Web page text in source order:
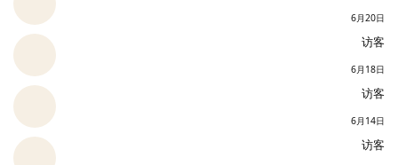
6月20日
访客
6月18日
访客
6月14日
访客